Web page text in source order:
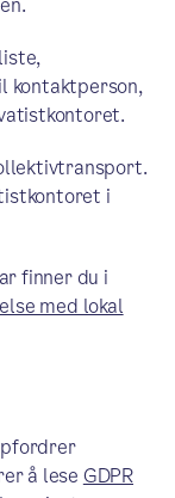
kontaktperson,
i
finner du i
med lokal
å lese GDPR